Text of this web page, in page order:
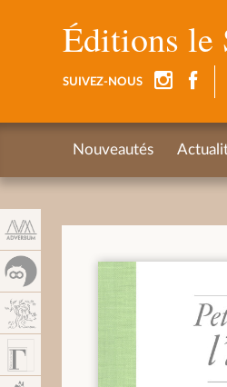
Éditions le
SUIVEZ-NOUS
Nouveautés